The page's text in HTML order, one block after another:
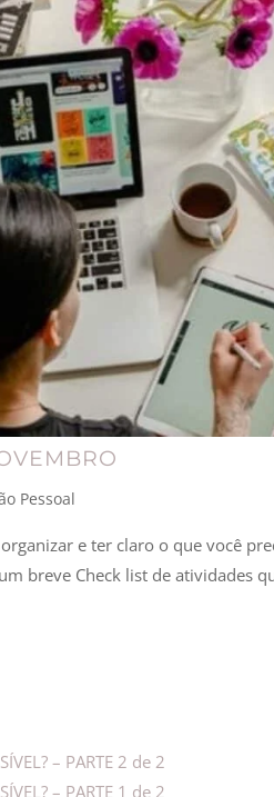
Pessoal
e ter claro o que você
breve Check list de atividades
– PARTE 2 de 2
– PARTE 1 de 2